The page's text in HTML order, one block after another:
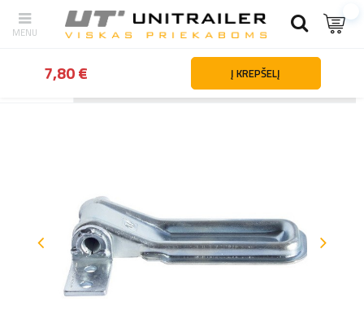
Priekabų dalys ir priedai Priekabų tvirtinimo
7,80 € Į KREPŠELĮ